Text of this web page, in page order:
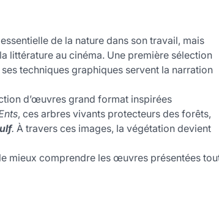
de la nature dans son travail, mais
littérature au cinéma. Une première sélection
techniques graphiques servent la narration
d’œuvres grand format inspirées
, ces arbres vivants protecteurs des forêts,
. À travers ces images, la végétation devient
mieux comprendre les œuvres présentées